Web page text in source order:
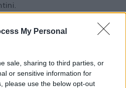
My Personal
sale, sharing to third parties, or
or sensitive information for
please use the below opt-out